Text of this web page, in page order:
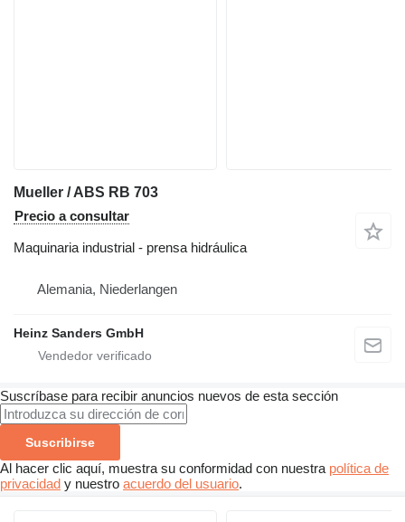
Mueller / ABS RB 703
Precio a consultar
Maquinaria industrial - prensa hidráulica
Alemania, Niederlangen
Heinz Sanders GmbH
Suscríbase para recibir anuncios nuevos de esta sección
Suscribirse
Al hacer clic aquí, muestra su conformidad con nuestra política de
privacidad y nuestro acuerdo del usuario.